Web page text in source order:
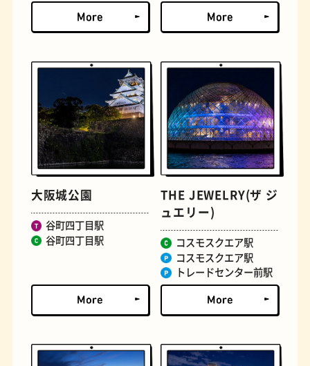
床
大阪城公園
谷町四丁目駅
谷町四丁目駅
THE JEWELRY(ザ ジ
ュエリー)
コスモスクエア駅
コスモスクエア駅
トレードセンター前駅